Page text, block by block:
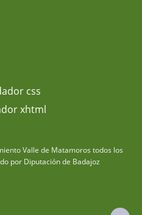
Valle de Matamoros todos los
por Diputación de Badajoz